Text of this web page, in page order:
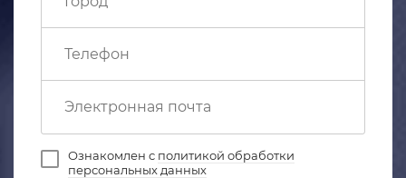
Ознакомлен с политикой обработки
персональных данных